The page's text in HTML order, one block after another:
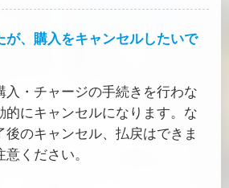
が、購入をキャンセルしたいで
入・チャージの手続きを行わな
的にキャンセルになります。な
後のキャンセル、払戻はできま
ください。